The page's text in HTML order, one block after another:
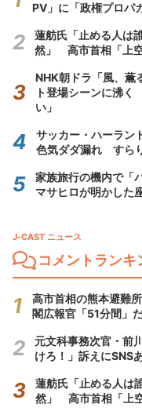
PV」に「政権プロパ
蓮舫氏「止める人は
然」 高市首相「上
NHK朝ドラ「風、薫
ト登場シーンに沸
い」
サッカー・ハーラン
色気ダダ漏れ すら
家族旅行の機内で「
マサヒロが明かした
J-CAST ニュース
コメントランキ
高市首相の熊本避難
閣広報官「51分間」
元文科事務次官・前
けろ！」訴えにSNS
蓮舫氏「止める人は
然」 高市首相「上